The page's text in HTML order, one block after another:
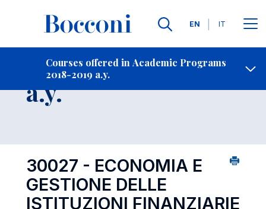
Languages
EN IT
Courses offered in Academic Programs
2018-2019 a.y.
Contact Us
Course 2018-2019
a.y.
30027 - ECONOMIA E
GESTIONE DELLE
ISTITUZIONI FINANZIARIE